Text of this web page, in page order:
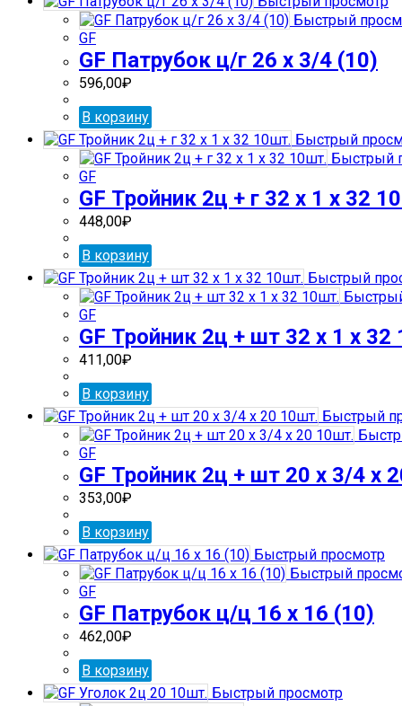
Быстрый
GF
GF Патрубок ц/г 26 х 3/4 (10)
596,00₽
В корзину
Быстрый
Быстрый
GF
GF Тройник 2ц + г 32 х 1 х 32
448,00₽
В корзину
Быстрый
GF
GF Тройник 2ц + шт 32 х 1 х 32
411,00₽
В корзину
Быстрый
GF
GF Тройник 2ц + шт 20 х 3/4 х
353,00₽
В корзину
Быстрый просмотр
Быстрый
GF
GF Патрубок ц/ц 16 х 16 (10)
462,00₽
В корзину
Быстрый просмотр